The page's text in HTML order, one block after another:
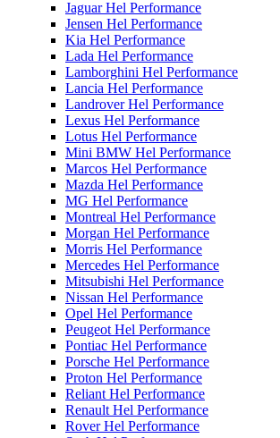
Jaguar Hel Performance
Jensen Hel Performance
Kia Hel Performance
Lada Hel Performance
Lamborghini Hel Performance
Lancia Hel Performance
Landrover Hel Performance
Lexus Hel Performance
Lotus Hel Performance
Mini BMW Hel Performance
Marcos Hel Performance
Mazda Hel Performance
MG Hel Performance
Montreal Hel Performance
Morgan Hel Performance
Morris Hel Performance
Mercedes Hel Performance
Mitsubishi Hel Performance
Nissan Hel Performance
Opel Hel Performance
Peugeot Hel Performance
Pontiac Hel Performance
Porsche Hel Performance
Proton Hel Performance
Reliant Hel Performance
Renault Hel Performance
Rover Hel Performance